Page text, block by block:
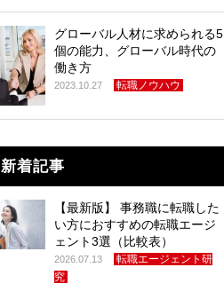
グローバル人材に求められる5
個の能力、グローバル時代の
働き方
2023.10.27 転職ノウハウ
新着記事
【最新版】 事務職に転職した
い方におすすめの転職エージ
ェント3選（比較表）
2026.07.13
転職エージェント研
究